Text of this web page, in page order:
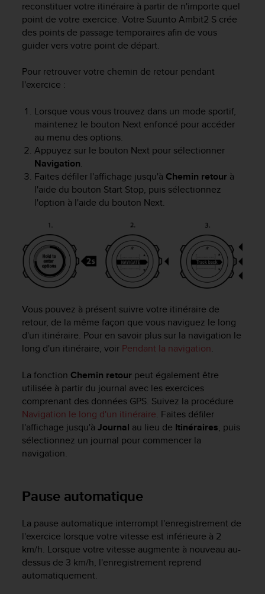
reconstituer votre itinéraire à partir de n'importe quel
point de votre exercice. Votre Suunto Ambit2 S crée
des points de passage temporaires afin de vous
guider vers votre point de départ.
Pour retrouver votre chemin de retour pendant
l'exercice :
Lorsque vous vous trouvez dans un mode sportif,
maintenez le bouton Next enfoncé pour accéder
au menu des options.
Appuyez sur le bouton Next pour sélectionner
Navigation.
Faites défiler l'affichage jusqu'à Chemin retourà
l'aide du bouton Start Stop, puis sélectionnez
l'option à l'aide du bouton Next.
Vous pouvez à présent suivre votre itinéraire de
retour, de la même façon que vous naviguez le long
d'un itinéraire. Pour en savoir plus sur la navigation le
long d'un itinéraire, voir Pendant la navigation.
La fonction Chemin retour peut également être
utilisée à partir du journal avec les exercices
comprenant des données GPS. Suivez la procédure
Navigation le long d'un itinéraire. Faites défiler
l'affichage jusqu'à Journal au lieu de Itinéraires, puis
sélectionnez un journal pour commencer la
navigation.
Pause automatique
La pause automatique interrompt l'enregistrement de
l'exercice lorsque votre vitesse est inférieure à 2
km/h. Lorsque votre vitesse augmente à nouveau au-
dessus de 3 km/h, l'enregistrement reprend
automatiquement.